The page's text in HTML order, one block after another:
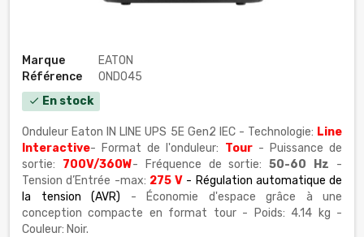
Marque
EATON
Référence
OND045
check En stock
Onduleur Eaton IN LINE UPS 5E Gen2 IEC - Technologie: Line
Interactive- Format de l'onduleur: Tour - Puissance de
sortie: 700V/360W- Fréquence de sortie: 50-60 Hz -
Tension d’Entrée -max: 275 V - Régulation automatique de
la tension (AVR) - Économie d'espace grâce à une
conception compacte en format tour - Poids: 4.14 kg -
Couleur: Noir.